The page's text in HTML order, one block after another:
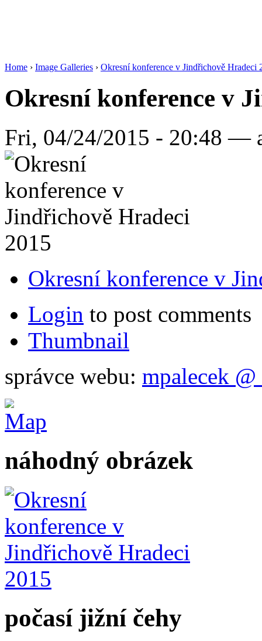
Home › Image Galleries › Okresní konference v Jindřichově Hradeci
Okresní konference v
Fri, 04/24/2015 - 20:48 —
Okresní konference v
Login to post comments
Thumbnail
správce webu: mpalecek @
náhodný obrázek
počasí jižní čehy